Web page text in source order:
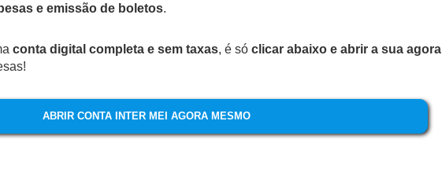
e emissão de boletos.
conta digital completa e sem taxas, é só clicar abaixo e abrir a sua agora
ABRIR CONTA INTER MEI AGORA MESMO